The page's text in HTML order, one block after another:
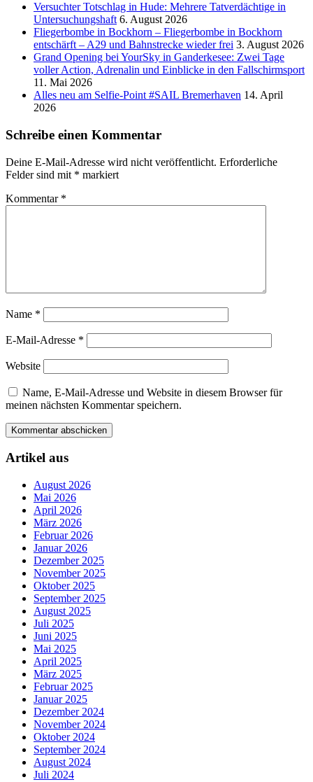
Versucht­er Totschlag in Hude: Mehrere Tatverdächtige in
Untersuchungshaft 6. August 2026
Fliegerbombe in Bockhorn – Fliegerbombe in Bockhorn
entschärft – A29 und Bahnstrecke wieder frei 3. August 2026
Grand Opening bei YourSky in Ganderkesee: Zwei Tage
voller Action, Adrenalin und Einblicke in den Fallschirmsport
11. Mai 2026
Alles neu am Selfie-Point #SAIL Bremerhaven 14. April
2026
Schreibe einen Kommentar
Deine E-Mail-Adresse wird nicht veröffentlicht. Erforderliche
Felder sind mit * markiert
Kommentar *
Name *
E-Mail-Adresse *
Website
Name, E-Mail-Adresse und Website in diesem Browser für
meinen nächsten Kommentar speichern.
Artikel aus
August 2026
Mai 2026
April 2026
März 2026
Februar 2026
Januar 2026
Dezember 2025
November 2025
Oktober 2025
September 2025
August 2025
Juli 2025
Juni 2025
Mai 2025
April 2025
März 2025
Februar 2025
Januar 2025
Dezember 2024
November 2024
Oktober 2024
September 2024
August 2024
Juli 2024